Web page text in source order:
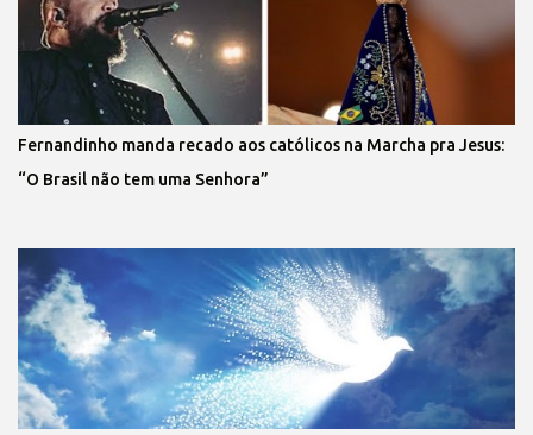
Fernandinho manda recado aos católicos na Marcha pra Jesus:
“O Brasil não tem uma Senhora”